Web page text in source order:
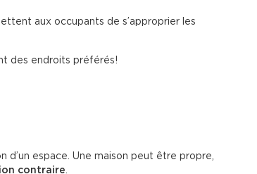
aux occupants de s’approprier les
des endroits préférés!
d’un espace. Une maison peut être propre,
contraire